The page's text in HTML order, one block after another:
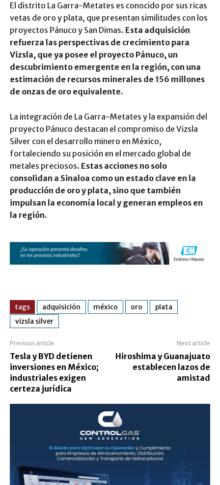
El distrito La Garra-Metates es conocido por sus ricas
vetas de oro y plata, que presentan similitudes con los
proyectos Pánuco y San Dimas. Esta adquisición
refuerza las perspectivas de crecimiento para
Vizsla, que ya posee el proyecto Pánuco, un
descubrimiento emergente en la región, con una
estimación de recursos minerales de 156 millones
de onzas de oro equivalente.
La integración de La Garra-Metates y la expansión del
proyecto Pánuco destacan el compromiso de Vizsla
Silver con el desarrollo minero en México,
fortaleciendo su posición en el mercado global de
metales preciosos. Estas acciones no solo
consolidan a Sinaloa como un estado clave en la
producción de oro y plata, sino que también
impulsan la economía local y generan empleos en
la región.
tags adquisición méxico oro
plata
vizsla silver
Previous article
Tesla y BYD detienen
inversiones en México;
industriales exigen
certeza jurídica
Next article
Hiroshima y Guanajuato
establecen lazos de
amistad